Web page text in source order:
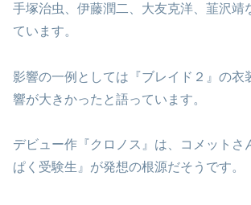
手塚治虫、伊藤潤二、大友克洋、韮沢靖
ています。
影響の一例としては『ブレイド２』の衣
響が大きかったと語っています。
デビュー作『クロノス』は、コメットさ
ぱく受験生』が発想の根源だそうです。